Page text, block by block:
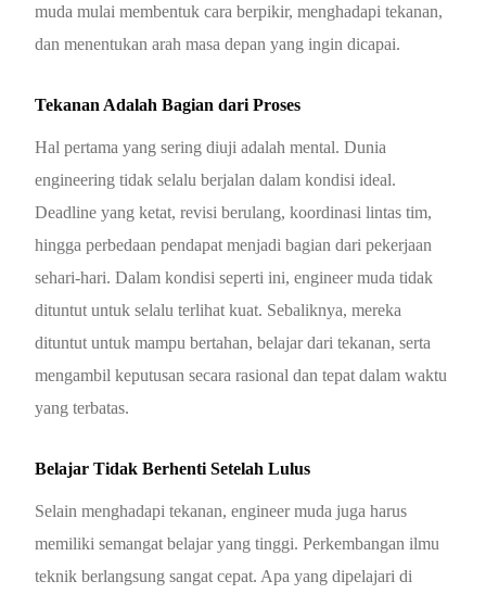
muda mulai membentuk cara berpikir, menghadapi tekanan,
dan menentukan arah masa depan yang ingin dicapai.
Tekanan Adalah Bagian dari Proses
Hal pertama yang sering diuji adalah mental. Dunia
engineering tidak selalu berjalan dalam kondisi ideal.
Deadline yang ketat, revisi berulang, koordinasi lintas tim,
hingga perbedaan pendapat menjadi bagian dari pekerjaan
sehari-hari. Dalam kondisi seperti ini, engineer muda tidak
dituntut untuk selalu terlihat kuat. Sebaliknya, mereka
dituntut untuk mampu bertahan, belajar dari tekanan, serta
mengambil keputusan secara rasional dan tepat dalam waktu
yang terbatas.
Belajar Tidak Berhenti Setelah Lulus
Selain menghadapi tekanan, engineer muda juga harus
memiliki semangat belajar yang tinggi. Perkembangan ilmu
teknik berlangsung sangat cepat. Apa yang dipelajari di